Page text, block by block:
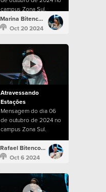
campus Zona Sul.
Marina Bitencourt
Oct 20 2024
Atravessando
Estações
Mensagem do dia 06
de outubro de 2024 no
campus Zona Sul.
Rafael Bitencourt
Oct 6 2024